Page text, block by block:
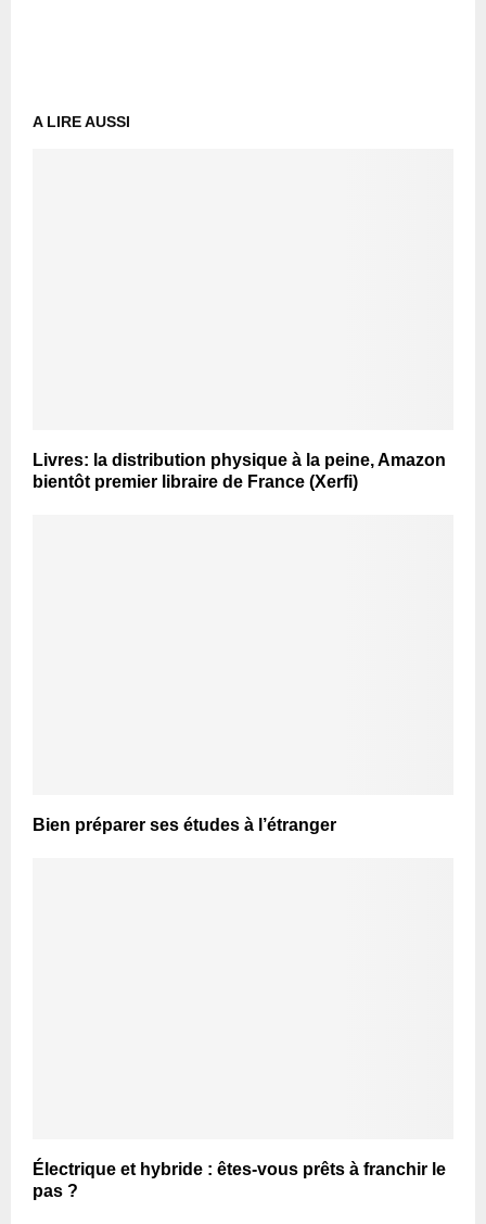
A LIRE AUSSI
Livres: la distribution physique à la peine, Amazon
bientôt premier libraire de France (Xerfi)
Bien préparer ses études à l’étranger
Électrique et hybride : êtes-vous prêts à franchir le
pas ?